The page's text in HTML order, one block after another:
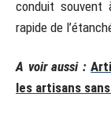
conduit
rapide de
A voir aussi :
les artisans